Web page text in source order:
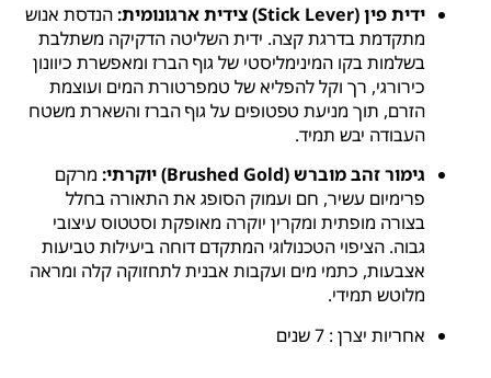
ידית פין (Stick Lever) צידית ארגונומית:
הנדסת אנוש
מתקדמת בדרגת קצה. ידית השליטה הדקיקה משתלבת
בשלמות בקו המינימליסטי של גוף הברז ומאפשרת כיוונון
כירורגי, רך וקל להפליא של טמפרטורת המים ועוצמת
הזרם, תוך מניעת טפטופים על גוף הברז והשארת משטח
העבודה יבש תמיד.
גימור זהב מוברש (Brushed Gold) יוקרתי:
מרקם
פרימיום עשיר, חם ועמוק הסופג את התאורה בחלל
בצורה מופתית ומקרין יוקרה מאופקת וסטטוס עיצובי
גבוה. הציפוי הטכנולוגי המתקדם דוחה ביעילות טביעות
אצבעות, כתמי מים ועקבות אבנית לתחזוקה קלה ומראה
מלוטש תמידי.
אחריות יצרן : 7 שנים